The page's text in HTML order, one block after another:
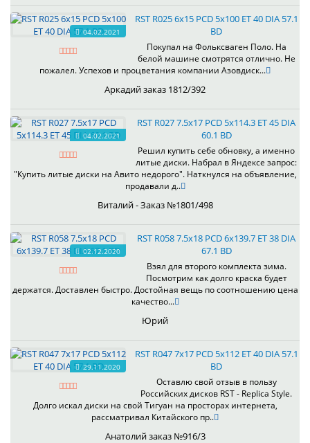
04.02.2021
RST R025 6x15 PCD 5x100 ET 40 DIA 57.1
BD
Покупал на Фольксваген Поло. На
белой машине смотрятся отлично. Не
пожалел. Успехов и процветания компании Азовдиск...
Аркадий заказ 1812/392
04.02.2021
RST R027 7.5x17 PCD 5x114.3 ET 45 DIA
60.1 BD
Решил купить себе обновку, а именно
литые диски. Набрал в Яндексе запрос:
"Купить литые диски на Авито недорого". Наткнулся на объявление,
продавали д..
Виталий - Заказ №1801/498
02.12.2020
RST R058 7.5x18 PCD 6x139.7 ET 38 DIA
67.1 BD
Взял для второго комплекта зима.
Посмотрим как долго краска будет
держатся. Доставлен быстро. Достойная вещь по соотношению цена
качество...
Юрий
29.11.2020
RST R047 7x17 PCD 5x112 ET 40 DIA 57.1
BD
Оставлю свой отзыв в пользу
Российских дисков RST - Replica Style.
Долго искал диски на свой Тигуан на просторах интернета,
рассматривал Китайского пр..
Анатолий заказ №916/3